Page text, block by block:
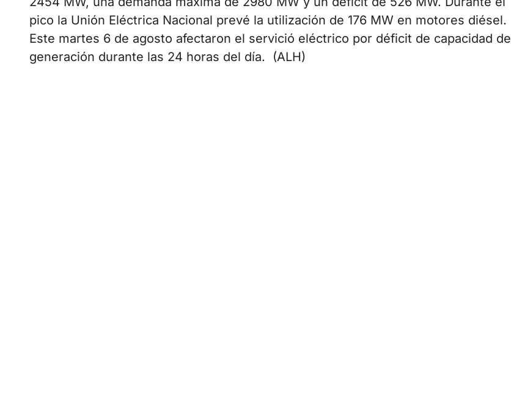
pico la Unión Eléctrica Nacional prevé la utilización de 176 MW en motores diésel.
Este martes 6 de agosto afectaron el servició eléctrico por déficit de capacidad de
generación durante las 24 horas del día. (ALH)